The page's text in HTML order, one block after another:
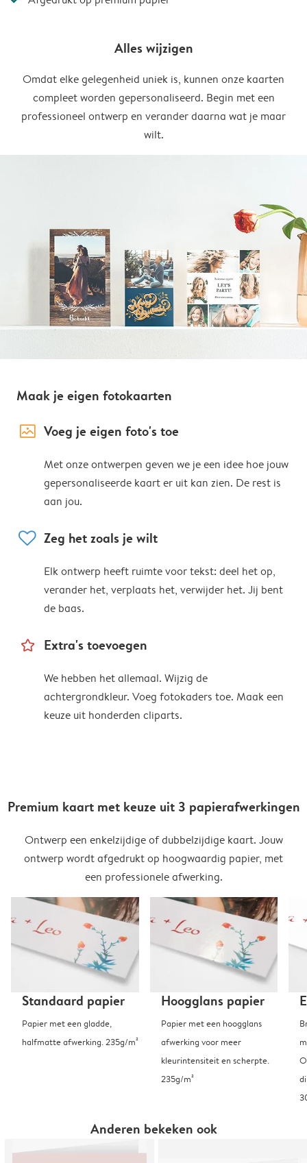
Alles wijzigen
Omdat elke gelegenheid uniek is, kunnen onze kaarten
compleet worden gepersonaliseerd. Begin met een
professioneel ontwerp en verander daarna wat je maar
wilt.
Maak je eigen fotokaarten
image_placeholder Voeg je eigen foto's toe
Met onze ontwerpen geven we je een idee hoe jouw
gepersonaliseerde kaart er uit kan zien. De rest is
aan jou.
heart Zeg het zoals je wilt
Elk ontwerp heeft ruimte voor tekst: deel het op,
verander het, verplaats het, verwijder het. Jij bent
de baas.
star_outline Extra's toevoegen
We hebben het allemaal. Wijzig de
achtergrondkleur. Voeg fotokaders toe. Maak een
keuze uit honderden cliparts.
Premium kaart met keuze uit 3 papierafwerkingen
Ontwerp een enkelzijdige of dubbelzijdige kaart. Jouw
ontwerp wordt afgedrukt op hoogwaardig papier, met
een professionele afwerking.
Standaard papier
Papier met een gladde,
halfmatte afwerking. 235g/m²
Hoogglans papier
Papier met een hoogglans
afwerking voor meer
kleurintensiteit en scherpte.
235g/m²
Anderen bekeken ook